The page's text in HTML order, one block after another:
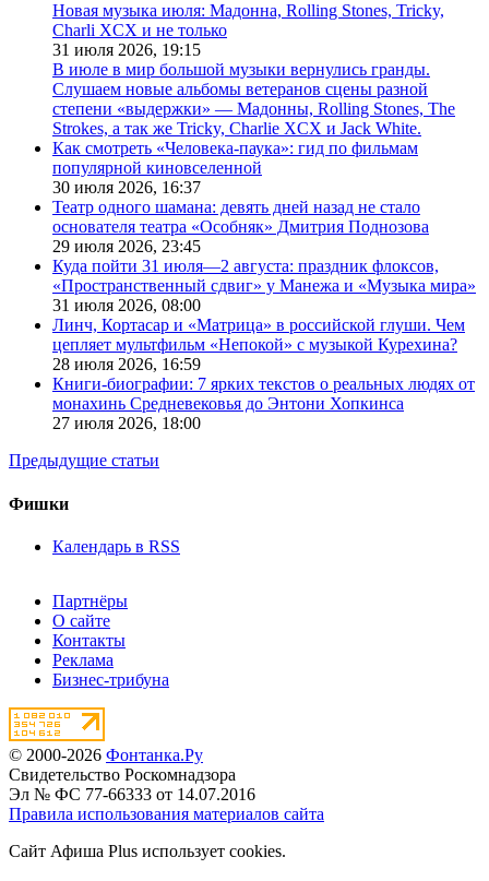
Новая музыка июля: Мадонна, Rolling Stones, Tricky,
Charli XCX и не только
31 июля 2026, 19:15
В июле в мир большой музыки вернулись гранды.
Слушаем новые альбомы ветеранов сцены разной
степени «выдержки» — Мадонны, Rolling Stones, The
Strokes, а так же Tricky, Charlie XCX и Jack White.
Как смотреть «Человека-паука»: гид по фильмам
популярной киновселенной
30 июля 2026, 16:37
Театр одного шамана: девять дней назад не стало
основателя театра «Особняк» Дмитрия Поднозова
29 июля 2026, 23:45
Куда пойти 31 июля—2 августа: праздник флоксов,
«Пространственный сдвиг» у Манежа и «Музыка мира»
31 июля 2026, 08:00
Линч, Кортасар и «Матрица» в российской глуши. Чем
цепляет мультфильм «Непокой» с музыкой Курехина?
28 июля 2026, 16:59
Книги-биографии: 7 ярких текстов о реальных людях от
монахинь Средневековья до Энтони Хопкинса
27 июля 2026, 18:00
Предыдущие статьи
Фишки
Календарь в RSS
Партнёры
О сайте
Контакты
Реклама
Бизнес-трибуна
© 2000-2026 Фонтанка.Ру
Свидетельство Роскомнадзора
Эл № ФС 77-66333 от 14.07.2016
Правила использования материалов сайта
Сайт Афиша Plus использует cookies.